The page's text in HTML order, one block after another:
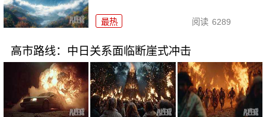
最热 阅读 6289
高市路线：中日关系面临断崖式冲击